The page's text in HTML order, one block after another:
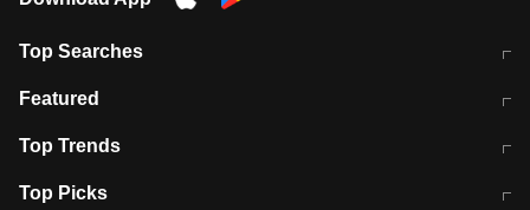
Top Searches
मुंबई में लगे 'जेन जी' के पोस्टर, लिखा- 'मैं
Featured
10 अगस्त को विधानसभा का घेराव करेंगे
Top Trends
RBI का नया नियम: अब बैंकों को अपनी सभी
Top Picks